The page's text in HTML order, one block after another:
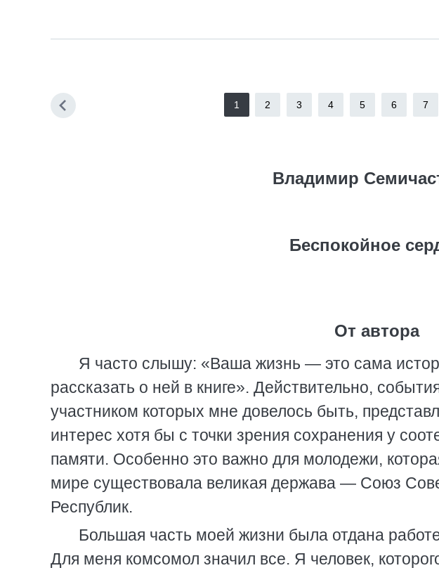
1 2 3 4 5 6 7
Владимир
Беспокойное
От автора
Я часто слышу: «Ваша жизнь — это сама
рассказать о ней в книге». Действительно,
участником которых мне довелось быть,
интерес хотя бы с точки зрения сохранения у
памяти. Особенно это важно для молодежи,
мире существовала великая держава — Союз
Республик.
Большая часть моей жизни была отдана
Для меня комсомол значил все. Я человек,